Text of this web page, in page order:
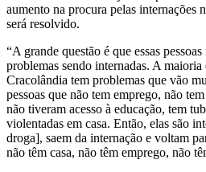
aumento na procura pelas internações
será resolvido.
“A grande questão é que essas
problemas sendo internadas. A maioria
Cracolândia tem problemas que vão
pessoas que não tem emprego, não
não tiveram acesso à educação, tem
violentadas em casa. Então, elas são
droga], saem da internação e voltam
não têm casa, não têm emprego, não